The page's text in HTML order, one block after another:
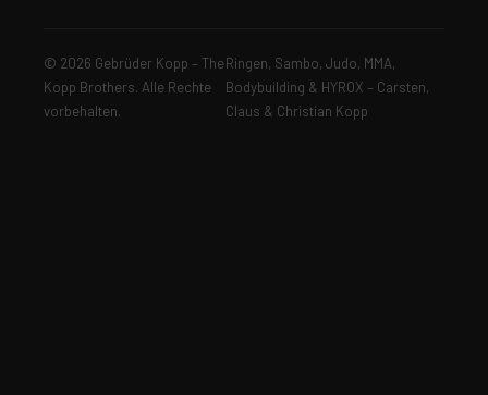
© 2026 Gebrüder Kopp – The
Kopp Brothers. Alle Rechte
vorbehalten.
Ringen, Sambo, Judo, MMA,
Bodybuilding & HYROX – Carsten,
Claus & Christian Kopp